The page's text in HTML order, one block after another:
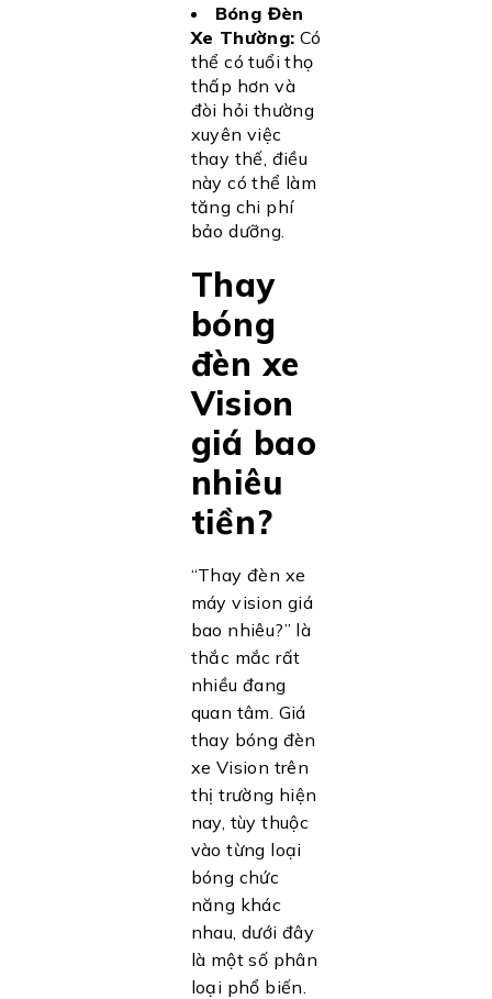
Bóng Đèn
Xe Thường: Có
thể có tuổi thọ
thấp hơn và
đòi hỏi thường
xuyên việc
thay thế, điều
này có thể làm
tăng chi phí
bảo dưỡng.
Thay
bóng
đèn xe
Vision
giá bao
nhiêu
tiền?
“Thay đèn xe
máy vision giá
bao nhiêu?” là
thắc mắc rất
nhiều đang
quan tâm. Giá
thay bóng đèn
xe Vision trên
thị trường hiện
nay, tùy thuộc
vào từng loại
bóng chức
năng khác
nhau, dưới đây
là một số phân
loại phổ biến.